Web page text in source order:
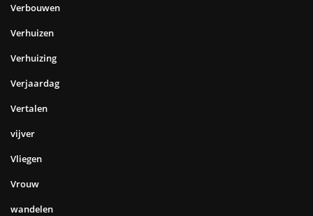
Verbouwen
Verhuizen
Verhuizing
Verjaardag
Vertalen
vijver
Vliegen
Vrouw
wandelen